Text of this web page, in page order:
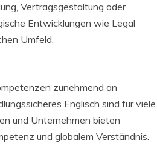
Vertragsgestaltung oder
Entwicklungen wie Legal
Umfeld.
zunehmend an
Englisch sind für viele
und Unternehmen bieten
und globalem Verständnis.